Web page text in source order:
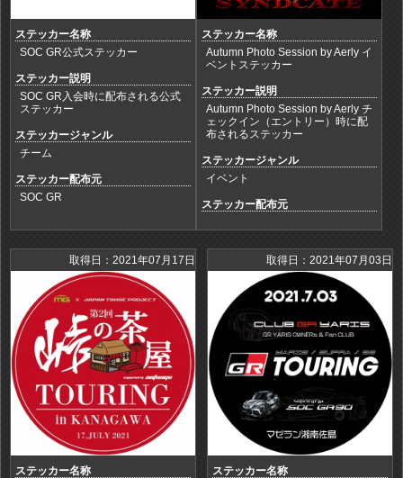
ステッカー名称
SOC GR公式ステッカー
ステッカー説明
SOC GR入会時に配布される公式
ステッカー
ステッカージャンル
チーム
ステッカー配布元
SOC GR
ステッカー名称
Autumn Photo Session by Aerly イ
ベントステッカー
ステッカー説明
Autumn Photo Session by Aerly チ
ェックイン（エントリー）時に配
布されるステッカー
ステッカージャンル
イベント
ステッカー配布元
取得日：2021年07月17日
ステッカー名称
取得日：2021年07月03日
ステッカー名称